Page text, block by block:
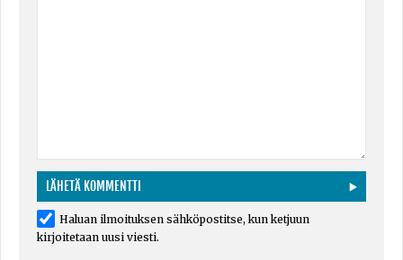
Haluan ilmoituksen sähköpostitse, kun ketjuun
kirjoitetaan uusi viesti.